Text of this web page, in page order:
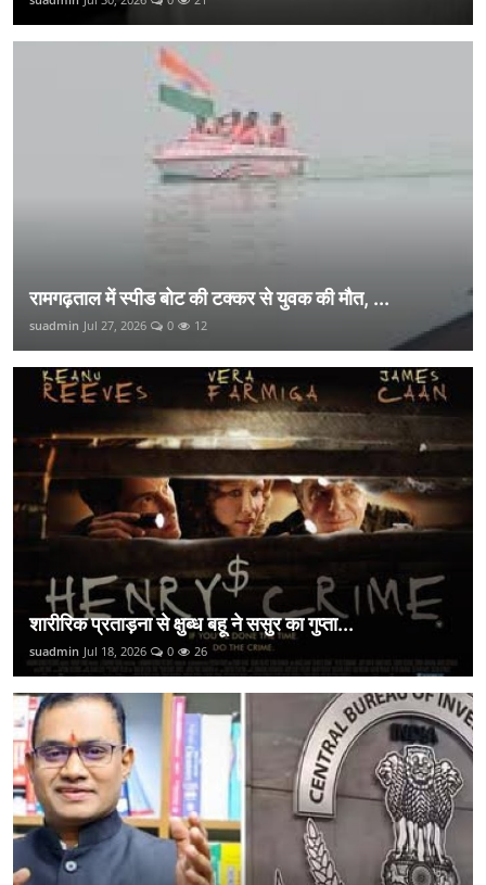
रामगढ़ताल में स्पीड बोट की टक्कर से युवक की मौत, ...
suadmin Jul 27, 2026 0 12
शारीरिक प्रताड़ना से क्षुब्ध बहू ने ससुर का गुप्ता...
suadmin Jul 18, 2026 0 26